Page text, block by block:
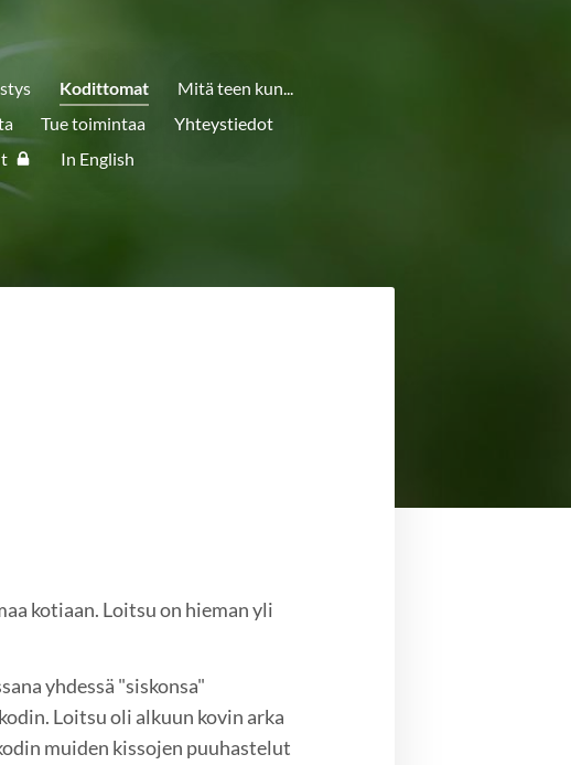
Kodittomat
Mitä teen kun...
Tue toimintaa
Yhteystiedot
In English
kotiaan. Loitsu on hieman yli
yhdessä "siskonsa"
Loitsu oli alkuun kovin arka
muiden kissojen puuhastelut